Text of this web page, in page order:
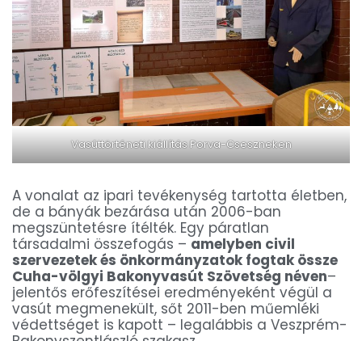
Vasúttörténeti kiállítás Porva-Cseszneken
A vonalat az ipari tevékenység tartotta életben,
de a bányák bezárása után 2006-ban
megszüntetésre ítélték. Egy páratlan
társadalmi összefogás – amelyben civil
szervezetek és önkormányzatok fogtak össze
Cuha-völgyi Bakonyvasút Szövetség néven–
jelentős erőfeszítései eredményeként végül a
vasút megmenekült, sőt 2011-ben műemléki
védettséget is kapott – legalábbis a Veszprém-